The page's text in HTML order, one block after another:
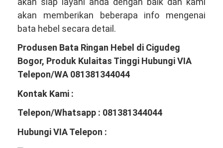
akan memberikan beberapa info mengenai
bata hebel secara detail.
Produsen Bata Ringan Hebel di Cigudeg
Bogor, Produk Kulaitas Tinggi Hubungi VIA
Telepon/WA 081381344044
Kontak Kami :
Telepon/Whatsapp : 081381344044
Hubungi VIA Telepon :